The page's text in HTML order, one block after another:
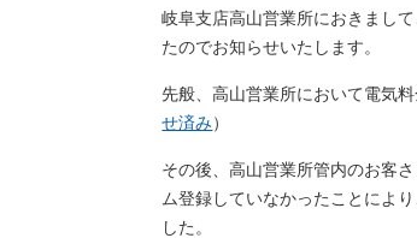
岐阜支店高山営業所におきまし
たのでお知らせいたします。
先般、高山営業所において電気
せ済み）
その後、高山営業所管内のお客
ム登録していなかったことによ
した。